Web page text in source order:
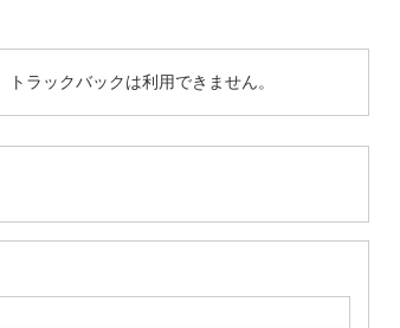
トラックバックは利用できません。